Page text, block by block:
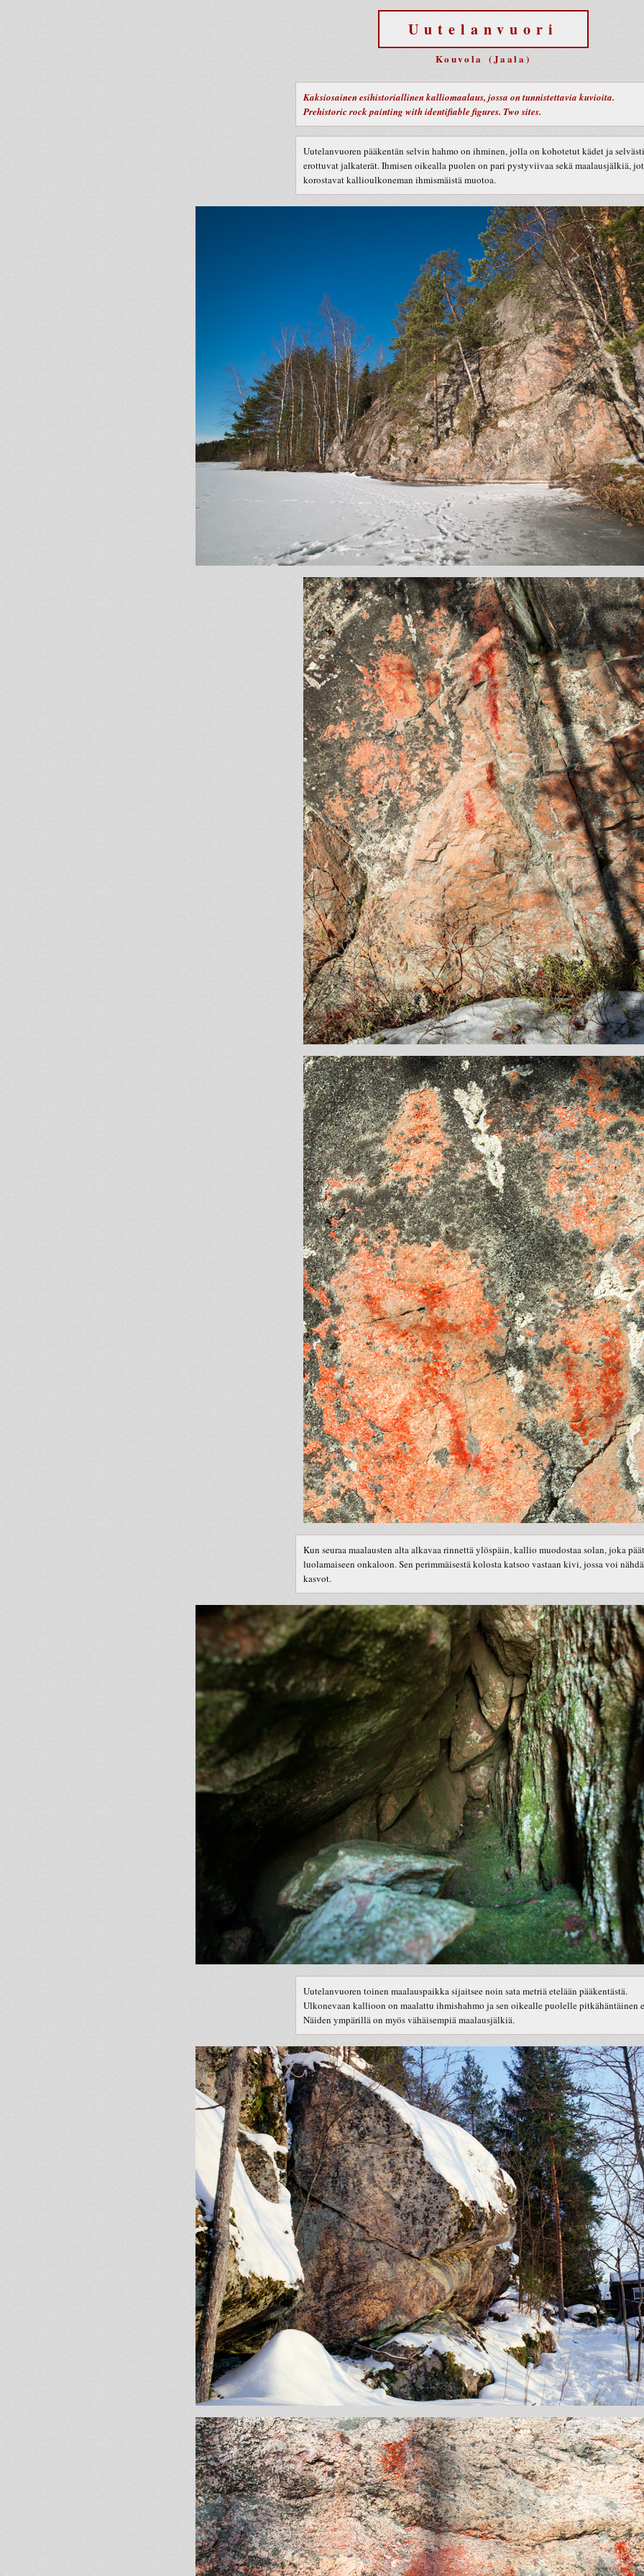
Uutelanvuori
Kouvola (Jaala)
Kaksiosainen esihistoriallinen kalliomaalaus, jossa on tunnistettavia kuvioita.
Prehistoric rock painting with identifiable figures. Two sites.
Uutelanvuoren pääkentän selvin hahmo on ihminen, jolla on kohotetut kädet ja selvästi
erottuvat jalkaterät. Ihmisen oikealla puolen on pari pystyviivaa sekä maalausjälkiä,
korostavat kallioulkoneman ihmismäistä muotoa.
Kun seuraa maalausten alta alkavaa rinnettä ylöspäin, kallio muodostaa solan, joka
luolamaiseen onkaloon. Sen perimmäisestä kolosta katsoo vastaan kivi, jossa voi nähdä
kasvot.
Uutelanvuoren toinen maalauspaikka sijaitsee noin sata metriä etelään pääkentästä.
Ulkonevaan kallioon on maalattu ihmishahmo ja sen oikealle puolelle pitkähäntäinen
Näiden ympärillä on myös vähäisempiä maalausjälkiä.